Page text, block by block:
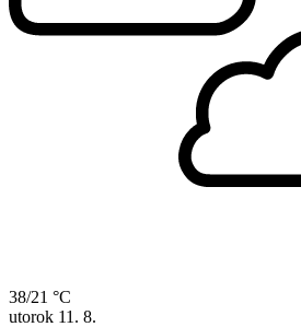
38/21 °C
utorok 11. 8.